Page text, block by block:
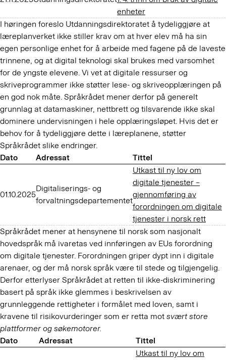
enheter
I høringen foreslo Utdanningsdirektoratet å tydeliggjøre at
læreplanverket ikke stiller krav om at hver elev må ha sin
egen personlige enhet for å arbeide med fagene på de laveste
trinnene, og at digital teknologi skal brukes med varsomhet
for de yngste elevene. Vi vet at digitale ressurser og
skriveprogrammer ikke støtter lese- og skriveopplæringen på
en god nok måte. Språkrådet mener derfor på generelt
grunnlag at datamaskiner, nettbrett og tilsvarende ikke skal
dominere undervisningen i hele opplæringsløpet. Hvis det er
behov for å tydeliggjøre dette i læreplanene, støtter
Språkrådet slike endringer.
Dato
Adressat Tittel
01.10.2025
Digitaliserings- og
forvaltningsdepartementet
Utkast til ny lov om
digitale tjenester –
gjennomføring av
forordningen om digitale
tjenester i norsk rett
Språkrådet mener at hensynene til norsk som nasjonalt
hovedspråk må ivaretas ved innføringen av EUs forordning
om digitale tjenester. Forordningen griper dypt inn i digitale
arenaer, og der må norsk språk være til stede og tilgjengelig.
Derfor etterlyser Språkrådet at retten til ikke-diskriminering
basert på språk ikke glemmes i beskrivelsen av
grunnleggende rettigheter i formålet med loven, samt i
kravene til risikovurderinger som er retta mot svært store
plattformer og søkemotorer.
Dato
Adressat Tittel
Utkast til ny lov om